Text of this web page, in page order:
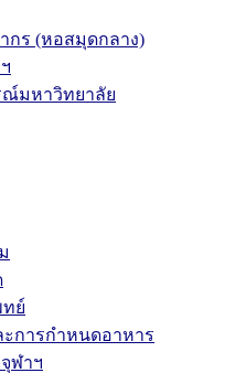
กร (หอสมุดกลาง)
มหาวิทยาลัย
ย์
การกำหนดอาหาร
ฬาฯ